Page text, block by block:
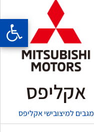
אקליפס
מגבים למיצובישי אקליפס